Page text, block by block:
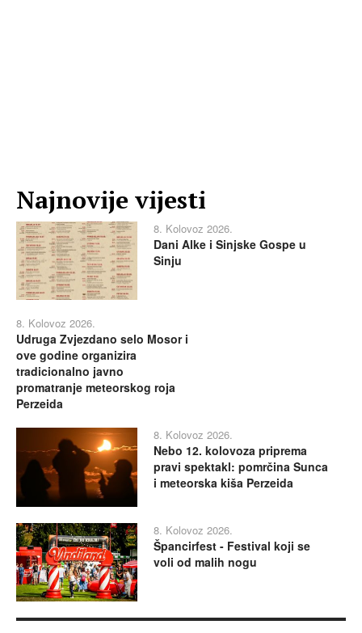
Najnovije vijesti
8. Kolovoz 2026.
Dani Alke i Sinjske Gospe u
Sinju
8. Kolovoz 2026.
Udruga Zvjezdano selo Mosor i
ove godine organizira
tradicionalno javno
promatranje meteorskog roja
Perzeida
8. Kolovoz 2026.
Nebo 12. kolovoza priprema
pravi spektakl: pomrčina Sunca
i meteorska kiša Perzeida
8. Kolovoz 2026.
Špancirfest - Festival koji se
voli od malih nogu